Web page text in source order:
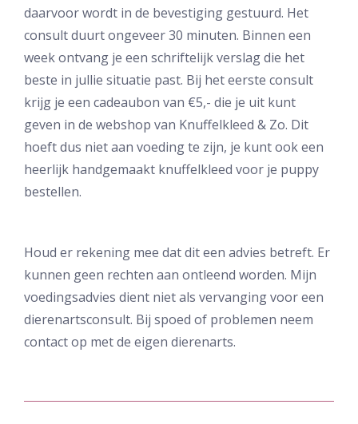
daarvoor wordt in de bevestiging gestuurd. Het
consult duurt ongeveer 30 minuten. Binnen een
week ontvang je een schriftelijk verslag die het
beste in jullie situatie past. Bij het eerste consult
krijg je een cadeaubon van €5,- die je uit kunt
geven in de webshop van Knuffelkleed & Zo. Dit
hoeft dus niet aan voeding te zijn, je kunt ook een
heerlijk handgemaakt knuffelkleed voor je puppy
bestellen.
Houd er rekening mee dat dit een advies betreft. Er
kunnen geen rechten aan ontleend worden. Mijn
voedingsadvies dient niet als vervanging voor een
dierenartsconsult. Bij spoed of problemen neem
contact op met de eigen dierenarts.